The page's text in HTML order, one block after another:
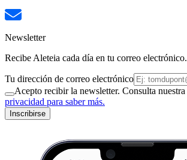
Newsletter
Recibe Aleteia cada día en tu correo electrónico.
Tu dirección de correo electrónico
Acepto recibir la newsletter. Consulta nuestra
privacidad para saber más.
Inscribirse